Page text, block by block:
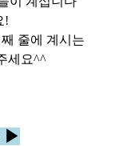
!
줄에 계시는
세요^^
▶